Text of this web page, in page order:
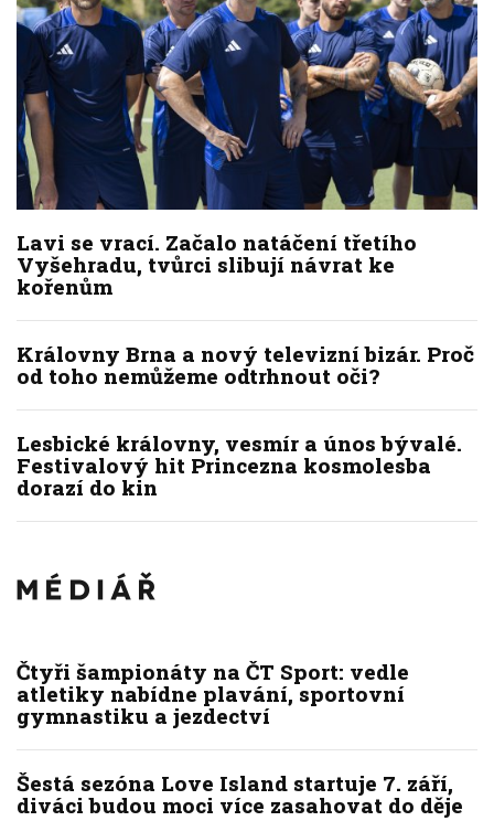
Lavi se vrací. Začalo natáčení třetího
Vyšehradu, tvůrci slibují návrat ke
kořenům
Královny Brna a nový televizní bizár. Proč
od toho nemůžeme odtrhnout oči?
Lesbické královny, vesmír a únos bývalé.
Festivalový hit Princezna kosmolesba
dorazí do kin
Čtyři šampionáty na ČT Sport: vedle
atletiky nabídne plavání, sportovní
gymnastiku a jezdectví
Šestá sezóna Love Island startuje 7. září,
diváci budou moci více zasahovat do děje